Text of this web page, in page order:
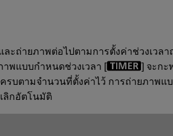
ละถ่ายภาพต่อไปตามการตั้งค่าช่วงเวลา
าพแบบกำหนดช่วงเวลา [
] จะกะ
รบตามจำนวนที่ตั้งค่าไว้ การถ่ายภาพแ
ลิกอัตโนมัติ